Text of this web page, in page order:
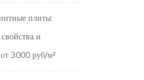
плиты:
и
3000 руб/м²